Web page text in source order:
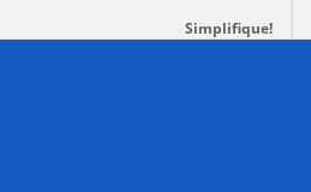
Simplifique!